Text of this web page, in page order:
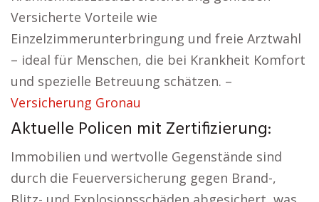
Versicherte Vorteile wie
Einzelzimmerunterbringung und freie Arztwahl
– ideal für Menschen, die bei Krankheit Komfort
und spezielle Betreuung schätzen. –
Versicherung Gronau
Aktuelle Policen mit Zertifizierung:
Immobilien und wertvolle Gegenstände sind
durch die Feuerversicherung gegen Brand-,